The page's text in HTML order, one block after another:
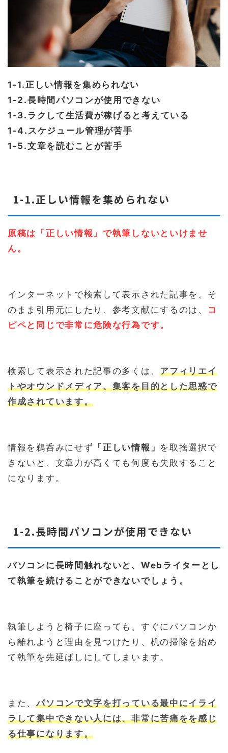
1-1.正しい情報を集められない
1-2.長時間パソコンが使用できない
1-3.ラクして生活費が稼げると考えている
1-4.スケジュール管理が苦手
1-5.文章を読むことが苦手
1-1.正しい情報を集められない
原稿は「正しい情報」 で執筆しないといけませ
ん。
インターネットで検索して表示された記事を、そ
のまま引用元にしたり、参考文献にするのは、
コ
ピペと同じで非常に危険な行為です。
検索して表示された記事の多くは、アフィリエイ
トやオウンドメディア、集客を目的とした思惑で
作成されています。
情報を鵜呑みにせず 「正しい情報」 を取捨選択で
きないと、文章力が高くても何度も失敗すること
になります。
1-2.長時間パソコンが使用できない
パソコンに長時間触れないと、Webライターとし
て執筆を続けることができないでしょう。
執筆しようと椅子に座っても、すぐにパソコンか
ら離れようと理由を見つけたり、机の掃除を始め
て執筆を先延ばしにしてしまいます。
また、パソコンで文字を打っている最中にイライ
ラして集中できない人には、非常に苦痛をを感じ
る仕事になります。